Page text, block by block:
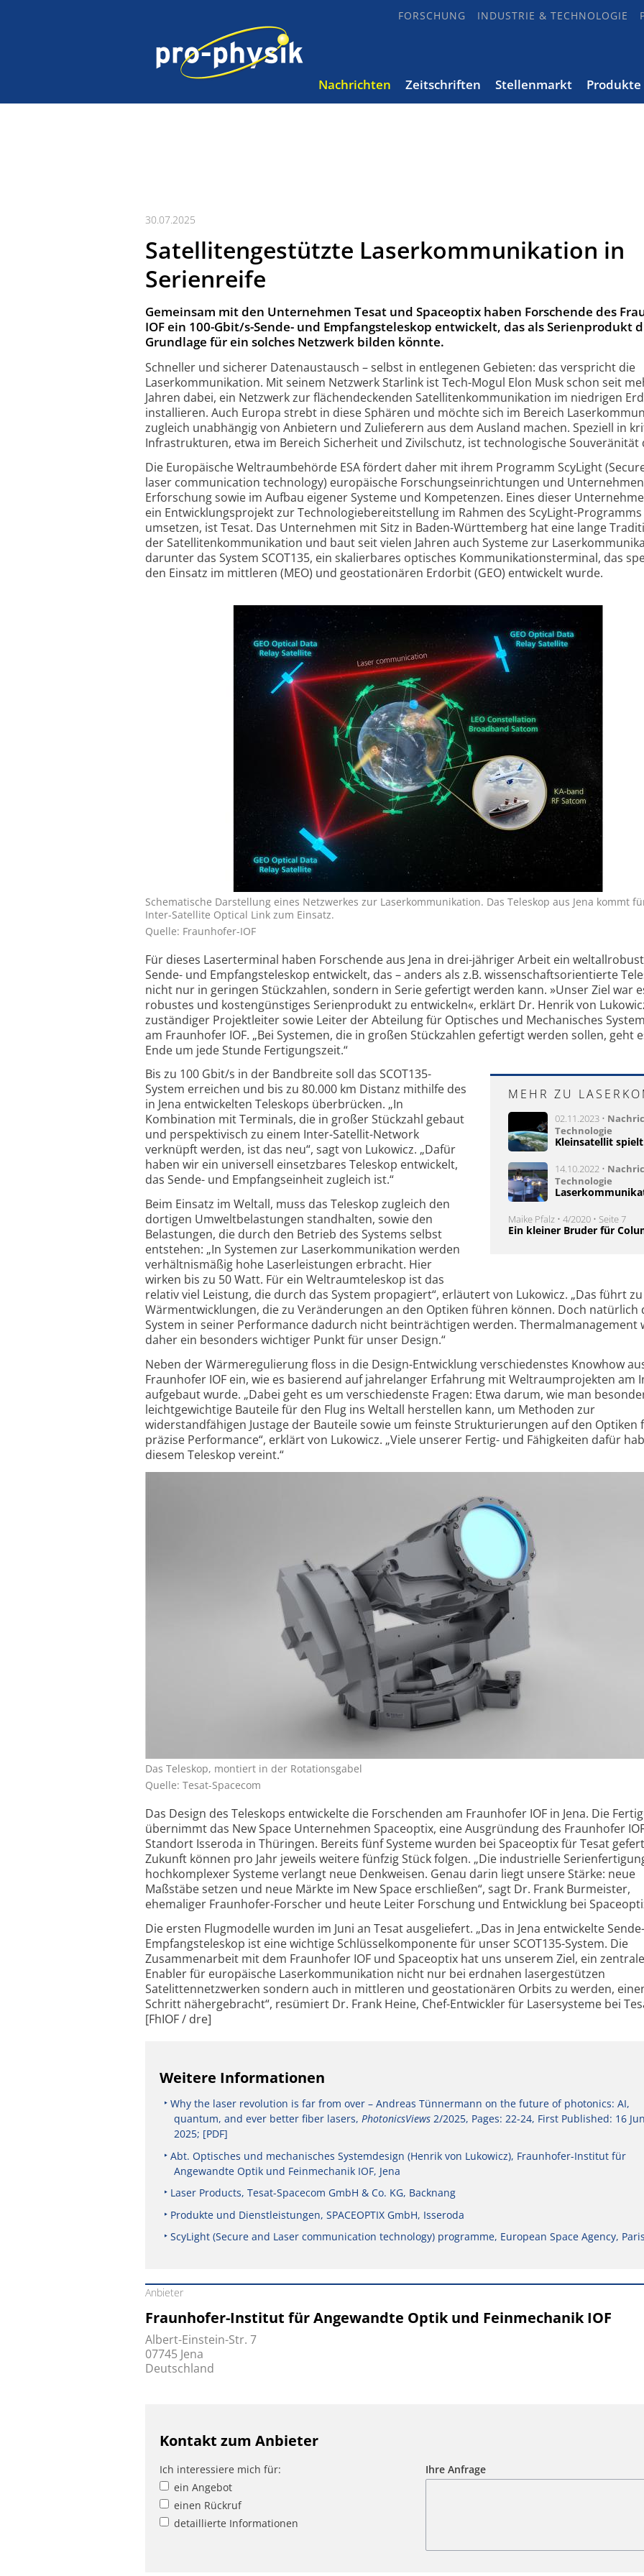
FORSCHUNG INDUSTRIE & TECHNOLOGIE
Nachrichten Zeitschriften Stellenmarkt Produkte
30.07.2025
Satellitengestützte Laserkommunikation in
Serienreife
Gemeinsam mit den Unternehmen Tesat und Spaceoptix haben Forschende des
IOF ein 100-Gbit/s-Sende- und Empfangsteleskop entwickelt, das als Serienprodukt
Grundlage für ein solches Netzwerk bilden könnte.
Schneller und sicherer Datenaustausch – selbst in entlegenen Gebieten: das verspricht die
Laserkommunikation. Mit seinem Netzwerk Starlink ist Tech-Mogul Elon Musk schon seit
Jahren dabei, ein Netzwerk zur flächendeckenden Satellitenkommunikation im niedrigen
installieren. Auch Europa strebt in diese Sphären und möchte sich im Bereich
zugleich unabhängig von Anbietern und Zulieferern aus dem Ausland machen. Speziell in
Infrastrukturen, etwa im Bereich Sicherheit und Zivilschutz, ist technologische Souveränität
Die Europäische Weltraumbehörde ESA fördert daher mit ihrem Programm ScyLight
laser communication technology) europäische Forschungseinrichtungen und
Erforschung sowie im Aufbau eigener Systeme und Kompetenzen. Eines dieser
ein Entwicklungsprojekt zur Technologiebereitstellung im Rahmen des ScyLight-Programms
umsetzen, ist Tesat. Das Unternehmen mit Sitz in Baden-Württemberg hat eine lange
der Satellitenkommunikation und baut seit vielen Jahren auch Systeme zur
darunter das System SCOT135, ein skalierbares optisches Kommunikationsterminal, das
den Einsatz im mittleren (MEO) und geostationären Erdorbit (GEO) entwickelt wurde.
Schematische Darstellung eines Netzwerkes zur Laserkommunikation. Das Teleskop aus Jena kommt
Inter-Satellite Optical Link zum Einsatz.
Quelle: Fraunhofer-IOF
Für dieses Laserterminal haben Forschende aus Jena in drei-jähriger Arbeit ein
Sende- und Empfangsteleskop entwickelt, das – anders als z.B. wissenschaftsorientierte
nicht nur in geringen Stückzahlen, sondern in Serie gefertigt werden kann. »Unser Ziel war
robustes und kostengünstiges Serienprodukt zu entwickeln«, erklärt Dr. Henrik von
zuständiger Projektleiter sowie Leiter der Abteilung für Optisches und Mechanisches
am Fraunhofer IOF. „Bei Systemen, die in großen Stückzahlen gefertigt werden sollen, geht
Ende um jede Stunde Fertigungszeit.“
MEHR ZU
02.11.2023 •
Technologie
Kleinsatellit
14.10.2022 •
Technologie
Maike Pfalz • 4/2020 • Seite 7
Ein kleiner Bruder für
Bis zu 100 Gbit/s in der Bandbreite soll das SCOT135-
System erreichen und bis zu 80.000 km Distanz mithilfe des
in Jena entwickelten Teleskops überbrücken. „In
Kombination mit Terminals, die in großer Stückzahl gebaut
und perspektivisch zu einem Inter-Satellit-Network
verknüpft werden, ist das neu“, sagt von Lukowicz. „Dafür
haben wir ein universell einsetzbares Teleskop entwickelt,
das Sende- und Empfangseinheit zugleich ist.“
Beim Einsatz im Weltall, muss das Teleskop zugleich den
dortigen Umweltbelastungen standhalten, sowie den
Belastungen, die durch den Betrieb des Systems selbst
entstehen: „In Systemen zur Laserkommunikation werden
verhältnismäßig hohe Laserleistungen erbracht. Hier
wirken bis zu 50 Watt. Für ein Weltraumteleskop ist das
relativ viel Leistung, die durch das System propagiert“, erläutert von Lukowicz. „Das führt zu
Wärmentwicklungen, die zu Veränderungen an den Optiken führen können. Doch natürlich
System in seiner Performance dadurch nicht beinträchtigen werden. Thermalmanagement
daher ein besonders wichtiger Punkt für unser Design.“
Neben der Wärmeregulierung floss in die Design-Entwicklung verschiedenstes Knowhow
Fraunhofer IOF ein, wie es basierend auf jahrelanger Erfahrung mit Weltraumprojekten am
aufgebaut wurde. „Dabei geht es um verschiedenste Fragen: Etwa darum, wie man
leichtgewichtige Bauteile für den Flug ins Weltall herstellen kann, um Methoden zur
widerstandfähigen Justage der Bauteile sowie um feinste Strukturierungen auf den Optiken
präzise Performance“, erklärt von Lukowicz. „Viele unserer Fertig- und Fähigkeiten dafür
diesem Teleskop vereint.“
Das Teleskop, montiert in der Rotationsgabel
Quelle: Tesat-Spacecom
Das Design des Teleskops entwickelte die Forschenden am Fraunhofer IOF in Jena. Die
übernimmt das New Space Unternehmen Spaceoptix, eine Ausgründung des Fraunhofer
Standort Isseroda in Thüringen. Bereits fünf Systeme wurden bei Spaceoptix für Tesat
Zukunft können pro Jahr jeweils weitere fünfzig Stück folgen. „Die industrielle
hochkomplexer Systeme verlangt neue Denkweisen. Genau darin liegt unsere Stärke: neue
Maßstäbe setzen und neue Märkte im New Space erschließen“, sagt Dr. Frank Burmeister,
ehemaliger Fraunhofer-Forscher und heute Leiter Forschung und Entwicklung bei
Die ersten Flugmodelle wurden im Juni an Tesat ausgeliefert. „Das in Jena entwickelte
Empfangsteleskop ist eine wichtige Schlüsselkomponente für unser SCOT135-System. Die
Zusammenarbeit mit dem Fraunhofer IOF und Spaceoptix hat uns unserem Ziel, ein
Enabler für europäische Laserkommunikation nicht nur bei erdnahen lasergestützen
Satelittennetzwerken sondern auch in mittleren und geostationären Orbits zu werden,
Schritt nähergebracht“, resümiert Dr. Frank Heine, Chef-Entwickler für Lasersysteme bei
[FhIOF / dre]
Weitere Informationen
Why the laser revolution is far from over – Andreas Tünnermann on the future of photonics: AI,
quantum, and ever better fiber lasers, PhotonicsViews 2/2025, Pages: 22-24, First Published: 16
2025; [PDF]
Abt. Optisches und mechanisches Systemdesign (Henrik von Lukowicz), Fraunhofer-Institut für
Angewandte Optik und Feinmechanik IOF, Jena
Laser Products, Tesat-Spacecom GmbH & Co. KG, Backnang
Produkte und Dienstleistungen, SPACEOPTIX GmbH, Isseroda
ScyLight (Secure and Laser communication technology) programme, European Space Agency, Paris
Anbieter
Fraunhofer-Institut für Angewandte Optik und Feinmechanik IOF
Albert-Einstein-Str. 7
07745 Jena
Deutschland
Kontakt zum Anbieter
Ich interessiere mich für:
ein Angebot
einen Rückruf
detaillierte Informationen
Ihre Anfrage